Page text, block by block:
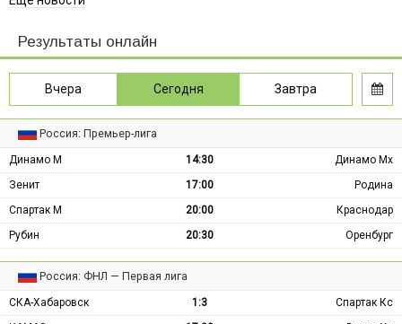
Результаты онлайн
Вчера Сегодня Завтра
Россия: Премьер-лига
Динамо М 14:30
Динамо Мх
Зенит
17:00
Родина
Спартак М
20:00
Краснодар
Рубин
20:30 Оренбург
Россия: ФНЛ — Первая лига
СКА-Хабаровск 1:3
Спартак Кс